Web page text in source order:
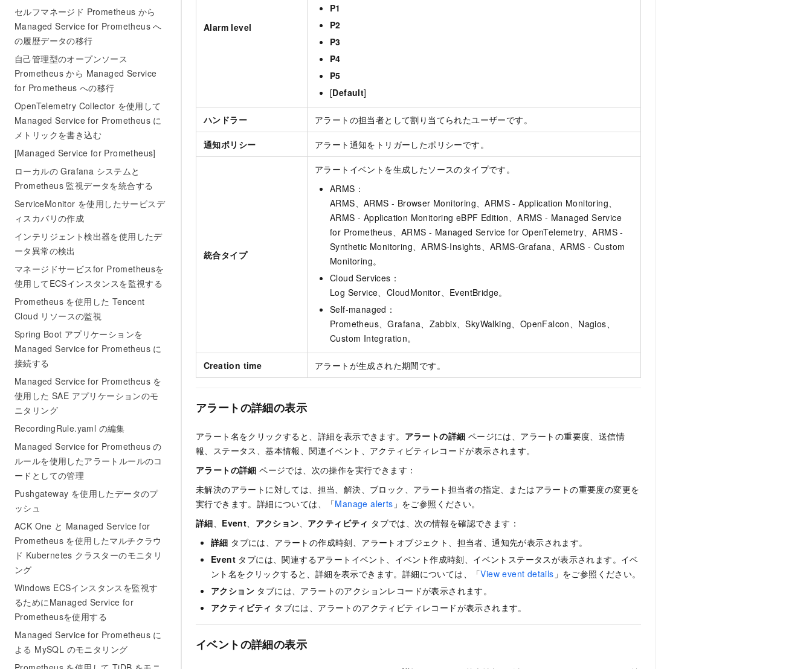
セルフマネージド Prometheus から
Managed Service for Prometheus へ
の履歴データの移行
自己管理型のオープンソース
Prometheus から Managed Service
for Prometheus への移行
OpenTelemetry Collector を使用して
Managed Service for Prometheus に
メトリックを書き込む
[Managed Service for Prometheus]
ローカルの Grafana システムと
Prometheus 監視データを統合する
ServiceMonitor を使用したサービスデ
ィスカバリの作成
インテリジェント検出器を使用したデ
ータ異常の検出
マネージドサービスfor Prometheusを
使用してECSインスタンスを監視する
Prometheus を使用した Tencent
Cloud リソースの監視
Spring Boot アプリケーションを
Managed Service for Prometheus に
接続する
Managed Service for Prometheus を
使用した SAE アプリケーションのモ
ニタリング
RecordingRule.yaml の編集
Managed Service for Prometheus の
ルールを使用したアラートルールのコ
ードとしての管理
Pushgateway を使用したデータのプ
ッシュ
ACK One と Managed Service for
Prometheus を使用したマルチクラウ
ド Kubernetes クラスターのモニタリ
ング
Windows ECSインスタンスを監視す
るためにManaged Service for
Prometheusを使用する
Managed Service for Prometheus に
よる MySQL のモニタリング
Alarm level
P1
P2
P3
P4
P5
[Default]
ハンドラー アラートの担当者として割り当てられたユーザーです。
通知ポリシー アラート通知をトリガーしたポリシーです。
統合タイプ
アラートイベントを生成したソースのタイプです。
ARMS：
ARMS、ARMS - Browser Monitoring、ARMS - Application Monitoring、
ARMS - Application Monitoring eBPF Edition、ARMS - Managed Service
for Prometheus、ARMS - Managed Service for OpenTelemetry、ARMS -
Synthetic Monitoring、ARMS-Insights、ARMS-Grafana、ARMS - Custom
Monitoring。
Cloud Services：
Log Service、CloudMonitor、EventBridge。
Self-managed：
Prometheus、Grafana、Zabbix、SkyWalking、OpenFalcon、Nagios、
Custom Integration。
Creation time アラートが生成された期間です。
アラートの詳細の表示
アラート名をクリックすると、詳細を表示できます。 アラートの詳細 ページには、アラートの重要度、送信情
報、ステータス、基本情報、関連イベント、アクティビティレコードが表示されます。
アラートの詳細 ページでは、次の操作を実行できます：
未解決のアラートに対しては、担当、解決、ブロック、アラート担当者の指定、またはアラートの重要度の変更を
実行できます。詳細については、「Manage alerts 」をご参照ください。
詳細
Event アクション アクティビティ タブでは、次の情報を確認できます：
詳細 タブには、アラートの作成時刻、アラートオブジェクト、担当者、通知先が表示されます。
Event タブには、関連するアラートイベント、イベント作成時刻、イベントステータスが表示されます。イベ
ント名をクリックすると、詳細を表示できます。詳細については、「View event details 」をご参照ください。
アクション タブには、アラートのアクションレコードが表示されます。
アクティビティ タブには、アラートのアクティビティレコードが表示されます。
イベントの詳細の表示